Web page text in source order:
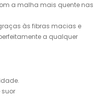
a malha mais quente nas
às fibras macias e
a qualquer